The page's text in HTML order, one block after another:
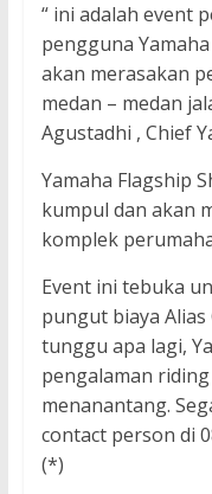
“ ini adalah event
pengguna
akan merasakan
medan – medan
Agustadhi , Chief
Yamaha Flagship
kumpul dan akan
komplek
Event ini tebuka
pungut biaya Alias
tunggu apa lagi,
pengalaman
menanantang.
contact person di
(*)